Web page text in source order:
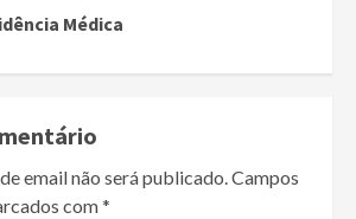
Médica
email não será publicado.Campos
com*